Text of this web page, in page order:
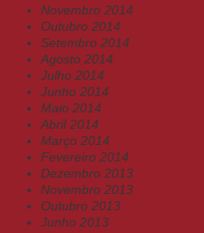
Novembro 2014
Outubro 2014
Setembro 2014
Agosto 2014
Julho 2014
Junho 2014
Maio 2014
Abril 2014
Março 2014
Fevereiro 2014
Dezembro 2013
Novembro 2013
Outubro 2013
Junho 2013